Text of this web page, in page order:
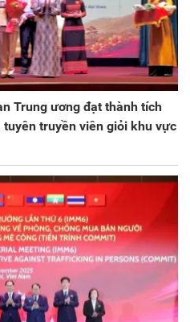
Trung ương đạt thành tích
truyền viên giỏi khu vực